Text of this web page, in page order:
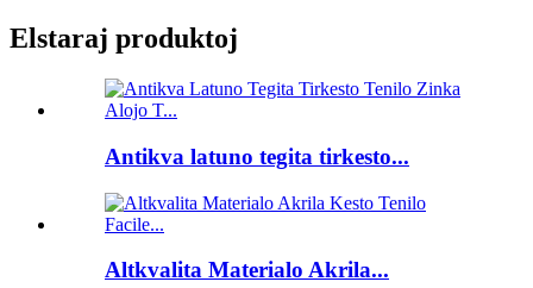
Elstaraj produktoj
Antikva latuno tegita tirkesto...
Altkvalita Materialo Akrila...